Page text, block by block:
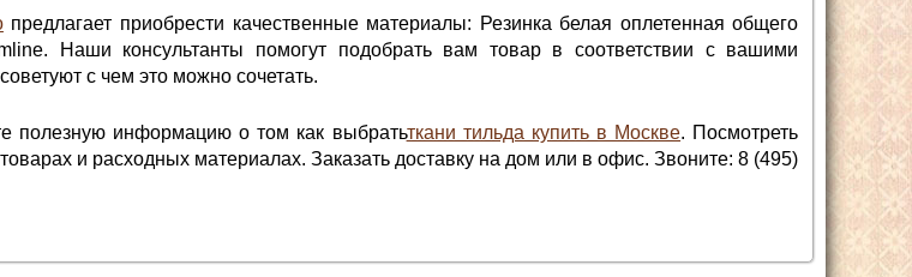
предлагает приобрести качественные материалы: Резинка белая оплетенная общего
Наши консультанты помогут подобрать вам товар в соответствии с вашими
с чем это можно сочетать.
полезную информацию о том как выбратьткани тильда купить в Москве. Посмотреть
и расходных материалах. Заказать доставку на дом или в офис. Звоните: 8 (495)